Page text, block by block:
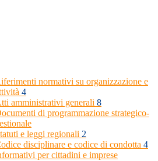
normativi su organizzazione e
4
amministrativi generali 8
di programmazione strategico-
e leggi regionali 2
disciplinare e codice di condotta 4
per cittadini e imprese